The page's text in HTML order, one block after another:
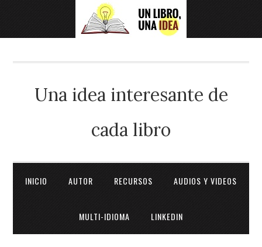
Una idea interesante de
cada libro
INICIO AUTOR RECURSOS AUDIOS Y VIDEOS
MULTI-IDIOMA LINKEDIN